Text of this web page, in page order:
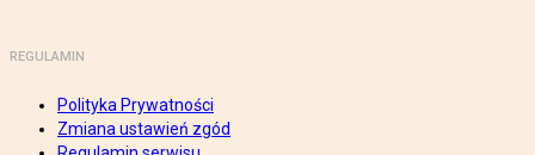
REGULAMIN
Polityka Prywatności
Zmiana ustawień zgód